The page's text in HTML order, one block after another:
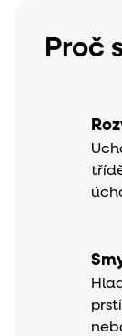
Proč